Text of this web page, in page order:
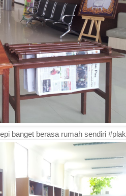
banget berasa rumah sendiri #plak